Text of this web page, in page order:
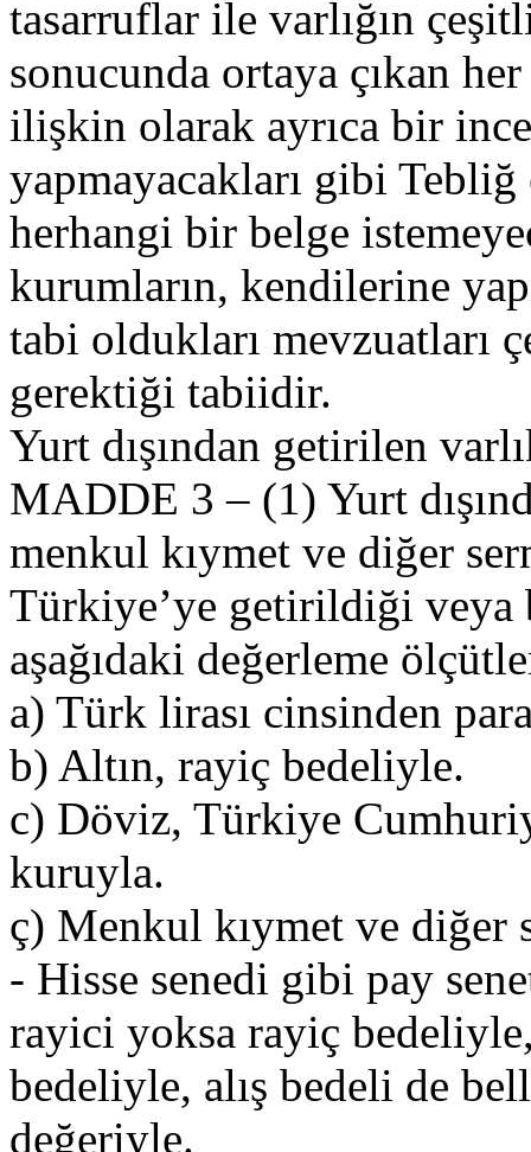
tasarruflar ile varlığın
sonucunda ortaya çıkan
ilişkin olarak ayrıca bir
yapmayacakları gibi
herhangi bir belge
kurumların, kendilerine
tabi oldukları mevzuatları
gerektiği tabiidir.
Yurt dışından getirilen
MADDE 3 – (1) Yurt
menkul kıymet ve diğer
Türkiye’ye getirildiği
aşağıdaki değerleme
a) Türk lirası cinsinden
b) Altın, rayiç bedeliyle.
c) Döviz, Türkiye
kuruyla.
ç) Menkul kıymet ve diğer
- Hisse senedi gibi pay
rayici yoksa rayiç
bedeliyle, alış bedeli de
değeriyle.